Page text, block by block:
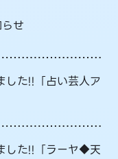
せ
した!!「占い芸人ア
した!!「ラーヤ◆天